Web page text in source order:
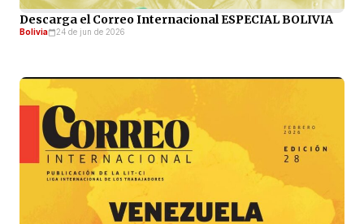
Descarga el Correo Internacional ESPECIAL BOLIVIA
Bolivia 24 de jun de 2026